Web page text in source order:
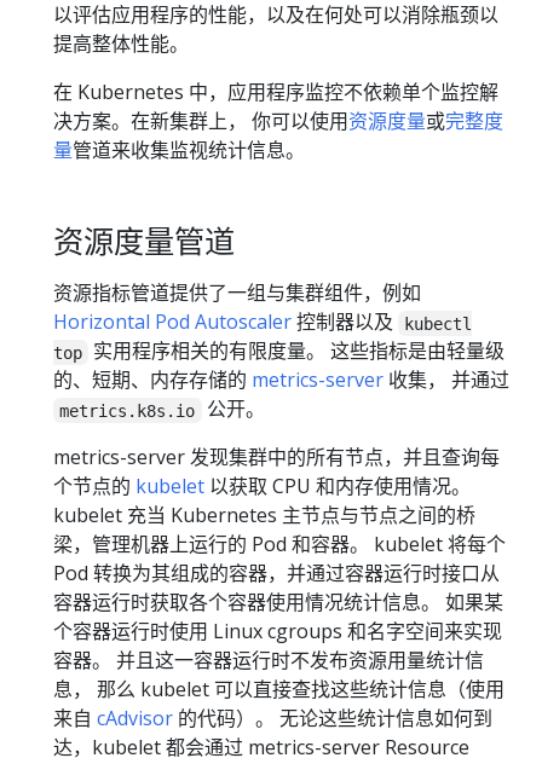
以评估应用程序的性能，以及在何处可以消除瓶颈以
提高整体性能。
在 Kubernetes 中，应用程序监控不依赖单个监控解
决方案。在新集群上， 你可以使用资源度量或完整度
量管道来收集监视统计信息。
资源度量管道
资源指标管道提供了一组与集群组件，例如
Horizontal Pod Autoscaler控制器以及
kubectl
top
实用程序相关的有限度量。 这些指标是由轻量级
的、短期、内存存储的 metrics-server 收集， 并通过
metrics.k8s.io
公开。
metrics-server 发现集群中的所有节点，并且查询每
个节点的 kubelet 以获取 CPU 和内存使用情况。
kubelet 充当 Kubernetes 主节点与节点之间的桥
梁，管理机器上运行的 Pod 和容器。 kubelet 将每个
Pod 转换为其组成的容器，并通过容器运行时接口从
容器运行时获取各个容器使用情况统计信息。 如果某
个容器运行时使用 Linux cgroups 和名字空间来实现
容器。 并且这一容器运行时不发布资源用量统计信
息， 那么 kubelet 可以直接查找这些统计信息（使用
来自 cAdvisor 的代码）。 无论这些统计信息如何到
达，kubelet 都会通过 metrics-server Resource